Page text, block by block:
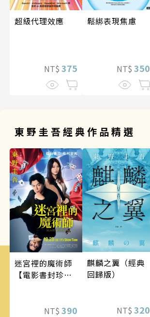
超級代理效應
NT$ 375
鬆綁表現焦慮
NT$ 350
東野圭吾經典作品精選
迷宮裡的魔術師
【電影書封珍藏
NT$ 390
麒麟之翼（經典
回歸版）
NT$ 320